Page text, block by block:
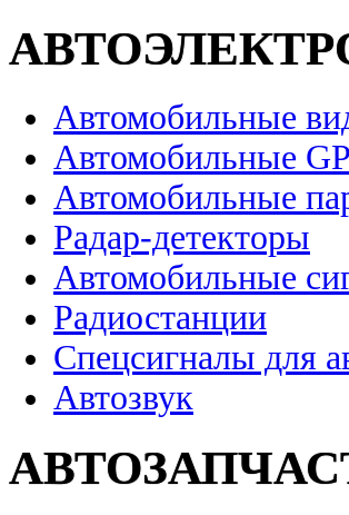
Автомобильные
Автомобильные
Автомобильные
Радар-детекторы
Автомобильные
Радиостанции
Спецсигналы для
Автозвук